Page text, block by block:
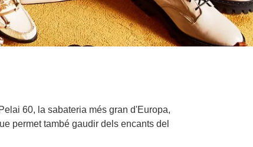
60, la sabateria més gran d'Europa,
permet també gaudir dels encants del